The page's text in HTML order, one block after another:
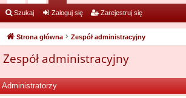
ię
ce
or
a
ży
tk
ni
Szukaj Zaloguj się Zarejestruj się
Strona główna Zespół administracyjny
Zespół administracyjny
Administratorzy